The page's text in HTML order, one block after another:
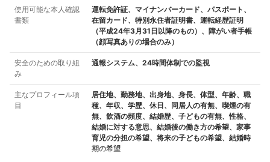
使用可能な本人確認
書類
運転免許証、マイナンバーカード、パスポート、
在留カード、特別永住者証明書、運転経歴証明
（平成24年3月31日以降のもの）、障がい者手帳
（顔写真ありの場合のみ）
安全のための取り組
み
通報システム、24時間体制での監視
主なプロフィール項
目
居住地、勤務地、出身地、身長、体型、年齢、職
種、年収、学歴、休日、同居人の有無、喫煙の有
無、飲酒の頻度、結婚歴、子どもの有無、性格、
結婚に対する意思、結婚後の働き方の希望、家事
育児の分担の希望、将来の子どもの希望、結婚時
期の希望